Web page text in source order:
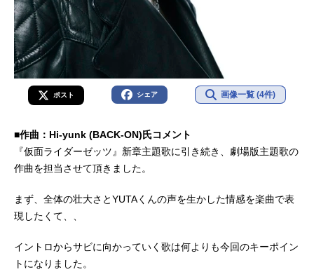
ポスト シェア 画像一覧 (4件)
■作曲：Hi-yunk (BACK-ON)氏コメント
『仮面ライダーゼッツ』新章主題歌に引き続き、劇場版主題歌の
作曲を担当させて頂きました。
まず、全体の壮大さとYUTAくんの声を生かした情感を楽曲で表
現したくて、、
イントロからサビに向かっていく歌は何よりも今回のキーポイン
トになりました。